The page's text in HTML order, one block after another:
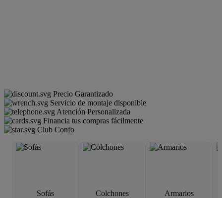
Precio Garantizado
Servicio de montaje disponible
Atención Personalizada
Financia tus compras fácilmente
Club Confo
Sofás Colchones Armarios